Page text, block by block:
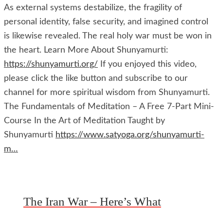
As external systems destabilize, the fragility of
personal identity, false security, and imagined control
is likewise revealed. The real holy war must be won in
the heart. Learn More About Shunyamurti:
https://shunyamurti.org/ If you enjoyed this video,
please click the like button and subscribe to our
channel for more spiritual wisdom from Shunyamurti.
The Fundamentals of Meditation – A Free 7-Part Mini-
Course In the Art of Meditation Taught by
Shunyamurti https://www.satyoga.org/shunyamurti-
m…
The Iran War – Here’s What